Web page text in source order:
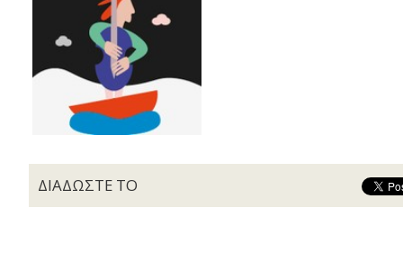
ΔΙΑΔΩΣΤΕ ΤΟ